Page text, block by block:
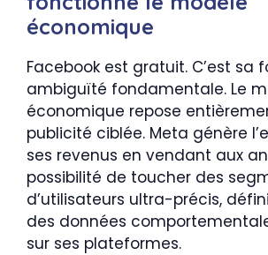
économique
Facebook est gratuit. C’est sa
ambiguïté fondamentale. Le
économique repose
publicité ciblée. Meta génère
ses revenus en vendant aux
possibilité de toucher des
d’utilisateurs ultra-précis,
des données
sur ses plateformes.